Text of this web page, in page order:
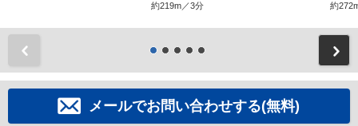
約219m／3分 約
メールでお問い合わせする(無料)